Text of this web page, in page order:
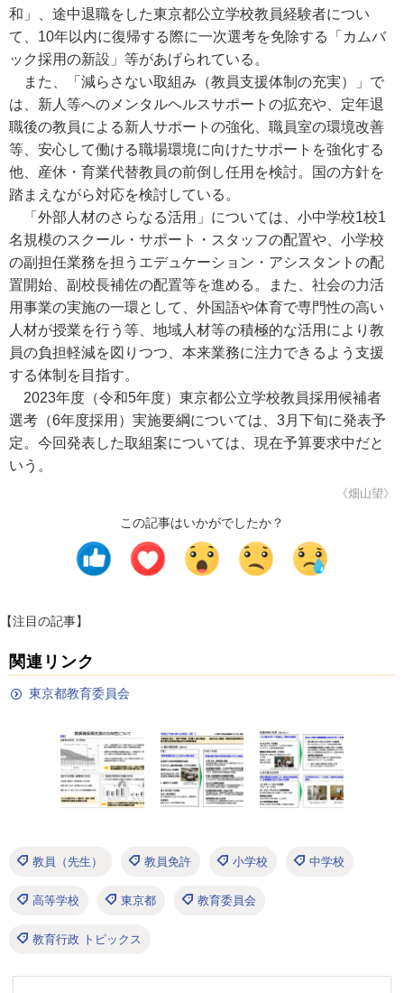
和」、途中退職をした東京都公立学校教員経験者につい
て、10年以内に復帰する際に一次選考を免除する「カムバ
ック採用の新設」等があげられている。
また、「減らさない取組み（教員支援体制の充実）」で
は、新人等へのメンタルヘルスサポートの拡充や、定年退
職後の教員による新人サポートの強化、職員室の環境改善
等、安心して働ける職場環境に向けたサポートを強化する
他、産休・育業代替教員の前倒し任用を検討。国の方針を
踏まえながら対応を検討している。
「外部人材のさらなる活用」については、小中学校1校1
名規模のスクール・サポート・スタッフの配置や、小学校
の副担任業務を担うエデュケーション・アシスタントの配
置開始、副校長補佐の配置等を進める。また、社会の力活
用事業の実施の一環として、外国語や体育で専門性の高い
人材が授業を行う等、地域人材等の積極的な活用により教
員の負担軽減を図りつつ、本来業務に注力できるよう支援
する体制を目指す。
2023年度（令和5年度）東京都公立学校教員採用候補者
選考（6年度採用）実施要綱については、3月下旬に発表予
定。今回発表した取組案については、現在予算要求中だと
いう。
《畑山望》
この記事はいかがでしたか？
【注目の記事】
関連リンク
東京都教育委員会
教員（先生） 教員免許 小学校 中学校
高等学校 東京都 教育委員会
教育行政 トピックス